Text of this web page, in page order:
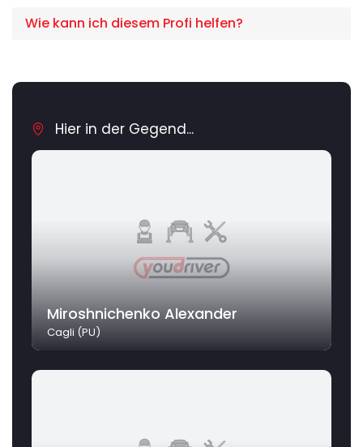
Wie kann ich diesem Profi helfen?
Hier in der Gegend...
Miroshnichenko Alexander
Cagli (PU)